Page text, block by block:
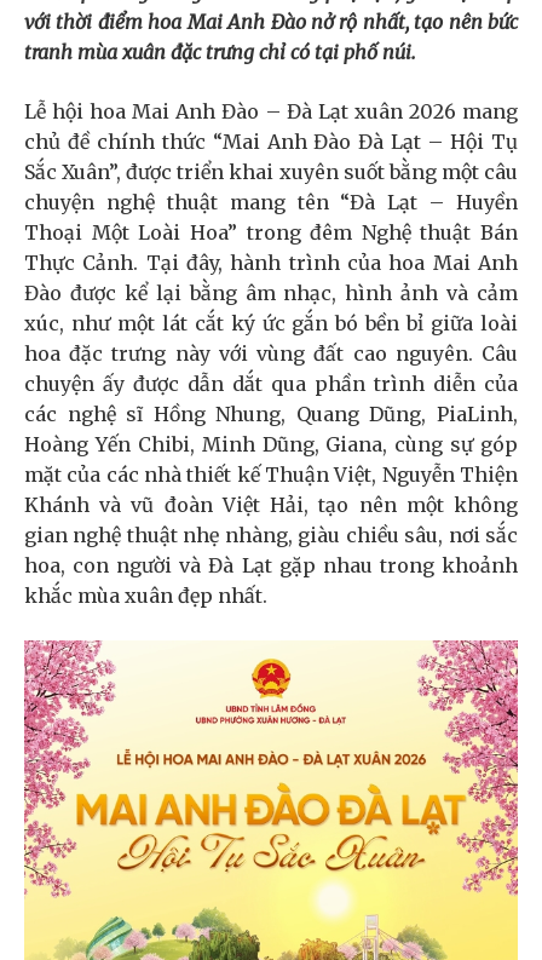
với thời điểm hoa Mai Anh Đào nở rộ nhất, tạo nên bức
tranh mùa xuân đặc trưng chỉ có tại phố núi.
Lễ hội hoa Mai Anh Đào – Đà Lạt xuân 2026 mang
chủ đề chính thức “Mai Anh Đào Đà Lạt – Hội Tụ
Sắc Xuân”, được triển khai xuyên suốt bằng một câu
chuyện nghệ thuật mang tên “Đà Lạt – Huyền
Thoại Một Loài Hoa” trong đêm Nghệ thuật Bán
Thực Cảnh. Tại đây, hành trình của hoa Mai Anh
Đào được kể lại bằng âm nhạc, hình ảnh và cảm
xúc, như một lát cắt ký ức gắn bó bền bỉ giữa loài
hoa đặc trưng này với vùng đất cao nguyên. Câu
chuyện ấy được dẫn dắt qua phần trình diễn của
các nghệ sĩ Hồng Nhung, Quang Dũng, PiaLinh,
Hoàng Yến Chibi, Minh Dũng, Giana, cùng sự góp
mặt của các nhà thiết kế Thuận Việt, Nguyễn Thiện
Khánh và vũ đoàn Việt Hải, tạo nên một không
gian nghệ thuật nhẹ nhàng, giàu chiều sâu, nơi sắc
hoa, con người và Đà Lạt gặp nhau trong khoảnh
khắc mùa xuân đẹp nhất.